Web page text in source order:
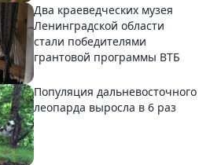
Два краеведческих музея
Ленинградской области
стали победителями
грантовой программы ВТБ
Популяция дальневосточного
леопарда выросла в 6 раз